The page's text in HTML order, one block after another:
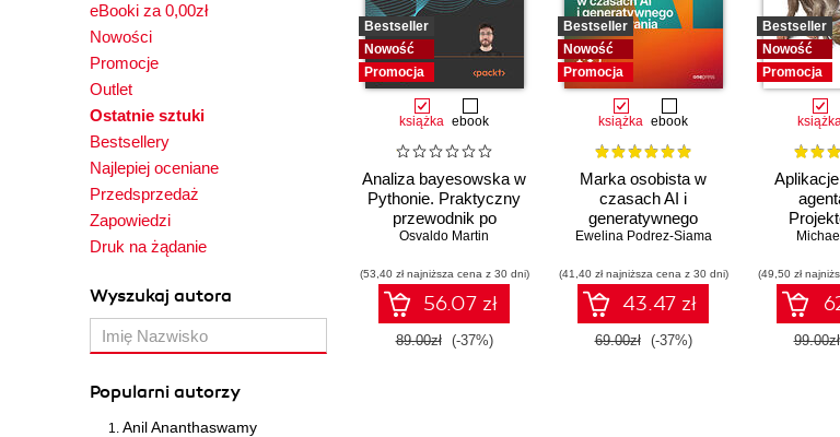
eBooki za 0,00zł
Nowości
Promocje
Outlet
Ostatnie sztuki
Bestsellery
Najlepiej oceniane
Przedsprzedaż
Zapowiedzi
Druk na żądanie
Wyszukaj autora
Popularni autorzy
Anil Ananthaswamy
Bestseller
Nowość
Promocja
książka ebook
Analiza bayesowska w
Pythonie. Praktyczny
przewodnik po
modelowaniu
Wydanie III
Osvaldo Martin
(53,40 zł najniższa cena z 30 dni)
56.07 zł
89.00zł (-37%)
Bestseller
Nowość
Promocja
książka ebook
Marka osobista w
czasach AI i
generatywnego
wyszukiwania
Ewelina Podrez-Siama
(41,40 zł najniższa cena z 30 dni)
43.47 zł
69.00zł (-37%)
Bestseller
Nowość
Promocja
(49,50 zł
99.00zł